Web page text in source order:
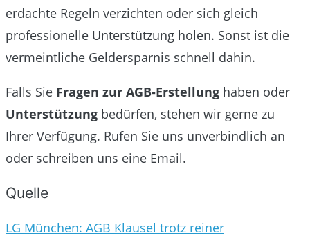
erdachte Regeln verzichten oder sich gleich
professionelle Unterstützung holen. Sonst ist die
vermeintliche Geldersparnis schnell dahin.
Falls Sie Fragen zur AGB-Erstellung haben oder
Unterstützung bedürfen, stehen wir gerne zu
Ihrer Verfügung. Rufen Sie uns unverbindlich an
oder schreiben uns eine Email.
Quelle
LG München: AGB Klausel trotz reiner